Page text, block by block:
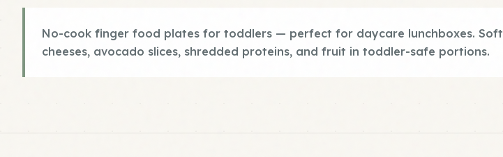
No-cook finger food plates for toddlers — perfect for daycare lunchboxes. Soft
cheeses, avocado slices, shredded proteins, and fruit in toddler-safe portions.